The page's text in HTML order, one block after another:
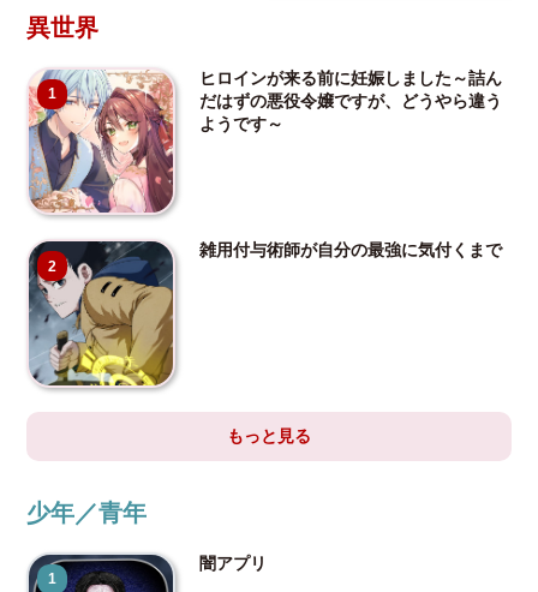
異世界
1
ヒロインが来る前に妊娠しました～詰ん
だはずの悪役令嬢ですが、どうやら違う
ようです～
2
雑用付与術師が自分の最強に気付くまで
もっと見る
少年／青年
1
闇アプリ